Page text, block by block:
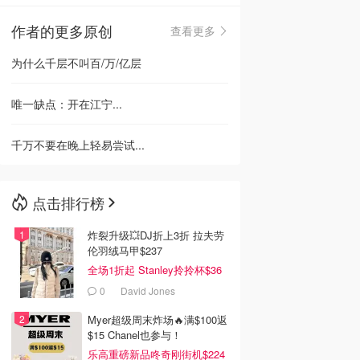
🇳🇿新西兰
作者的更多原创
查看更多
为什么千层不叫百/万/亿层
唯一缺点：开在江宁...
千万不要在晚上轻易尝试...
点击排行榜
炸裂升级💥DJ折上3折 拉夫劳
伦羽绒马甲$237
全场1折起 Stanley拎拎杯$36
0 David Jones
Myer超级周末炸场🔥满$100返
$15 Chanel也参与！
乐高重磅新品咚奇刚街机$224